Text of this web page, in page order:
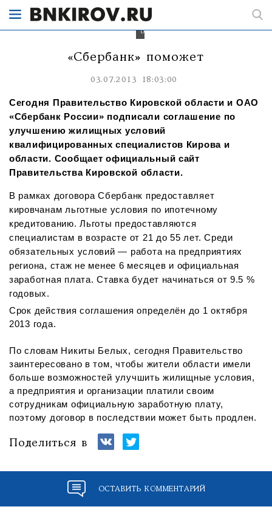
и
области
«Сбербанк» поможет
03.07.2013 18:03:00
Сегодня Правительство Кировской области и ОАО
«Сбербанк России» подписали соглашение по
улучшению жилищных условий
квалифицированных специалистов Кирова и
области. Сообщает официальный сайт
Правительства Кировской области.
В рамках договора Сбербанк предоставляет
кировчанам льготные условия по ипотечному
кредитованию. Льготы предоставляются
специалистам в возрасте от 21 до 55 лет. Среди
обязательных условий — работа на предприятиях
региона, стаж не менее 6 месяцев и официальная
заработная плата. Ставка будет начинаться от 9.5 %
годовых.
Срок действия соглашения определён до 1 октября
2013 года.
По словам Никиты Белых, сегодня Правительство
заинтересовано в том, чтобы жители области имели
больше возможностей улучшить жилищные условия,
а предприятия и организации платили своим
сотрудникам официальную заработную плату,
поэтому договор в последствии может быть продлен.
Поделиться в
ОСТАВИТЬ КОММЕНТАРИЙ